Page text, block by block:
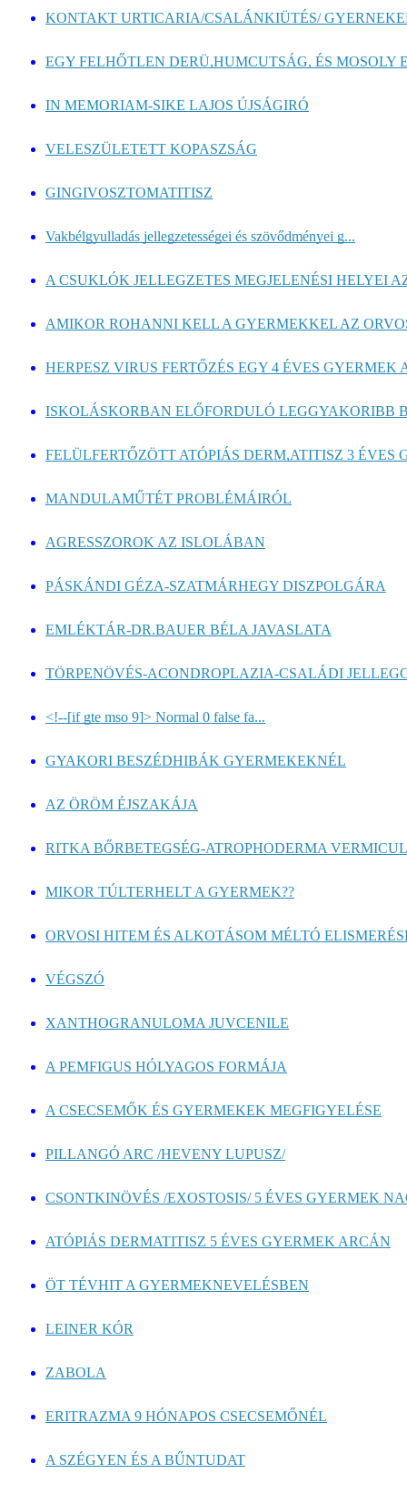
KONTAKT URTICARIA/CSALÁNKIÜTÉS/
EGY FELHŐTLEN DERÜ,HUMCUTSÁG, ÉS MOSOLY
IN MEMORIAM-SIKE LAJOS ÚJSÁGIRÓ
VELESZÜLETETT KOPASZSÁG
GINGIVOSZTOMATITISZ
Vakbélgyulladás jellegzetességei és szövődményei g...
A CSUKLÓK JELLEGZETES MEGJELENÉSI HELYEI
AMIKOR ROHANNI KELL A GYERMEKKEL AZ
HERPESZ VIRUS FERTŐZÉS EGY 4 ÉVES GYERMEK
ISKOLÁSKORBAN ELŐFORDULÓ LEGGYAKORIBB
FELÜLFERTŐZÖTT ATÓPIÁS DERM,ATITISZ 3 ÉVES
MANDULAMŰTÉT PROBLÉMÁIRÓL
AGRESSZOROK AZ ISLOLÁBAN
PÁSKÁNDI GÉZA-SZATMÁRHEGY DISZPOLGÁRA
EMLÉKTÁR-DR.BAUER BÉLA JAVASLATA
TÖRPENÖVÉS-ACONDROPLAZIA-CSALÁDI
<!--[if gte mso 9]> Normal 0 false fa...
GYAKORI BESZÉDHIBÁK GYERMEKEKNÉL
AZ ÖRÖM ÉJSZAKÁJA
RITKA BŐRBETEGSÉG-ATROPHODERMA
MIKOR TÚLTERHELT A GYERMEK??
ORVOSI HITEM ÉS ALKOTÁSOM MÉLTÓ
VÉGSZÓ
XANTHOGRANULOMA JUVCENILE
A PEMFIGUS HÓLYAGOS FORMÁJA
A CSECSEMŐK ÉS GYERMEKEK MEGFIGYELÉSE
PILLANGÓ ARC /HEVENY LUPUSZ/
CSONTKINÖVÉS /EXOSTOSIS/ 5 ÉVES GYERMEK
ATÓPIÁS DERMATITISZ 5 ÉVES GYERMEK ARCÁN
ÖT TÉVHIT A GYERMEKNEVELÉSBEN
LEINER KÓR
ZABOLA
ERITRAZMA 9 HÓNAPOS CSECSEMŐNÉL
A SZÉGYEN ÉS A BŰNTUDAT